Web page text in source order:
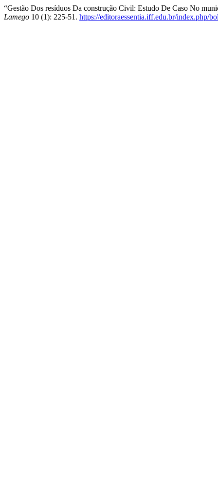
“Gestão Dos resíduos Da construção Civil: Estudo De Caso No
Lamego 10 (1): 225-51. https://editoraessentia.iff.edu.br/index.php/